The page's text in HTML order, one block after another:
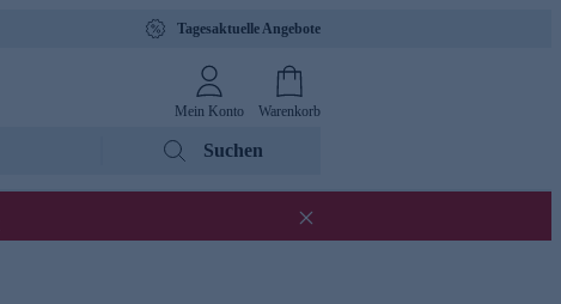
Tagesaktuelle Angebote
Mein Konto Warenkorb
Suchen